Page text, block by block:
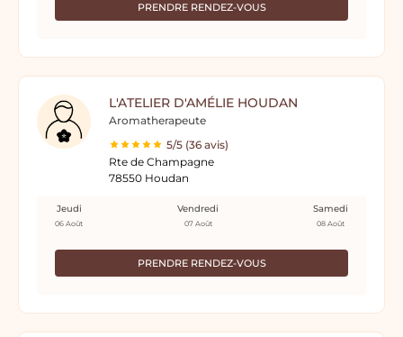
PRENDRE RENDEZ-VOUS
L'ATELIER D'AMÉLIE HOUDAN
Aromatherapeute
5/5 (36 avis)
Rte de Champagne
78550 Houdan
PRENDRE RENDEZ-VOUS
Jeudi
06 Août
Vendredi
07 Août
Samedi
08 Août